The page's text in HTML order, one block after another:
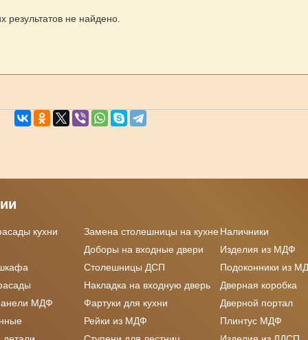
результатов не найдено.
кухни Замена столешницы на кухне Наличники
Доборы на входные двери
Изделия из МДФ
Столешницы ДСП
Подоконники из
Накладка на входную дверь
Дверная коробка
МДФ
Фартуки для кухни
Дверной портал
Рейки из МДФ
Плинтус МДФ